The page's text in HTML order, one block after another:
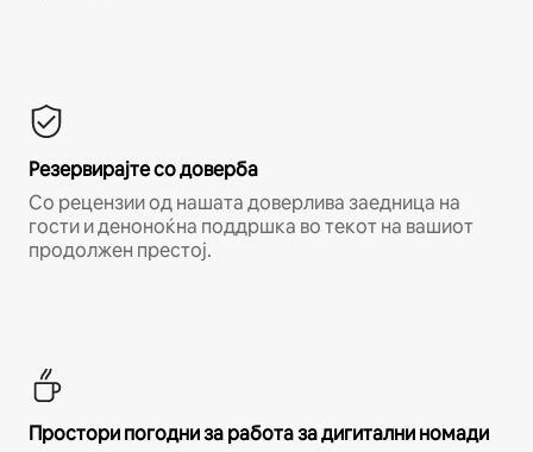
Резервирајте со доверба
Со рецензии од нашата доверлива заедница на
гости и деноноќна поддршка во текот на вашиот
продолжен престој.
Простори погодни за работа за дигитални номади